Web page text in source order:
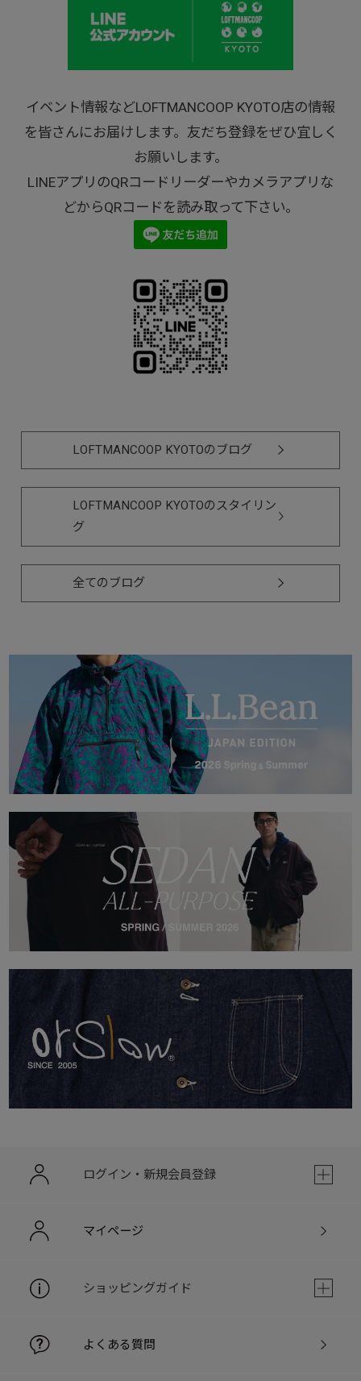
イベント情報などLOFTMANCOOP KYOTO店の情報
を皆さんにお届けします。友だち登録をぜひ宜しく
お願いします。
LINEアプリのQRコードリーダーやカメラアプリな
どからQRコードを読み取って下さい。
LOFTMANCOOP KYOTOのブログ
LOFTMANCOOP KYOTOのスタイリン
グ
全てのブログ
ログイン・新規会員登録
マイページ
ショッピングガイド
よくある質問